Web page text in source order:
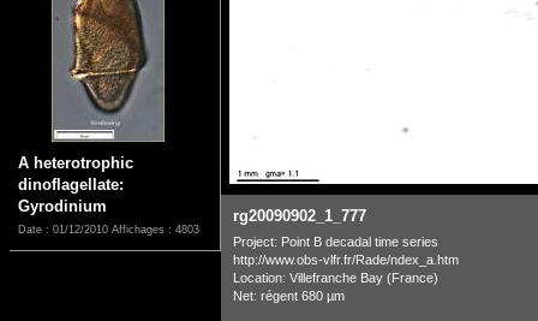
A heterotrophic
dinoflagellate:
Gyrodinium
Date : 01/12/2010 Affichages : 4803
rg20090902_1_777
Project: Point B decadal time series
http://www.obs-vlfr.fr/Rade/ndex_a.htm
Location: Villefranche Bay (France)
Net: régent 680 µm